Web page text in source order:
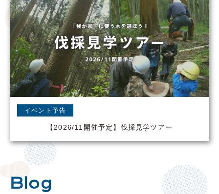
イベント予告
【2026/11開催予定】伐採見学ツアー
Blog